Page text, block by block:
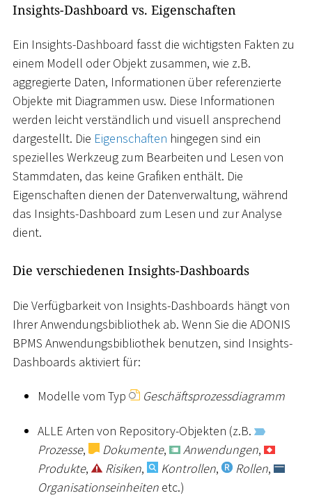
Insights-Dashboard vs. Eigenschaften
Ein Insights-Dashboard fasst die wichtigsten Fakten zu
einem Modell oder Objekt zusammen, wie z.B.
aggregierte Daten, Informationen über referenzierte
Objekte mit Diagrammen usw. Diese Informationen
werden leicht verständlich und visuell ansprechend
dargestellt. Die Eigenschaften hingegen sind ein
spezielles Werkzeug zum Bearbeiten und Lesen von
Stammdaten, das keine Grafiken enthält. Die
Eigenschaften dienen der Datenverwaltung, während
das Insights-Dashboard zum Lesen und zur Analyse
dient.
Die verschiedenen Insights-Dashboards
Die Verfügbarkeit von Insights-Dashboards hängt von
Ihrer Anwendungsbibliothek ab. Wenn Sie die ADONIS
BPMS Anwendungsbibliothek benutzen, sind Insights-
Dashboards aktiviert für:
Modelle vom Typ Geschäftsprozessdiagramm
ALLE Arten von Repository-Objekten (z.B.
Prozesse, Dokumente, Anwendungen,
Produkte, Risiken, Kontrollen, Rollen,
Organisationseinheiten etc.)